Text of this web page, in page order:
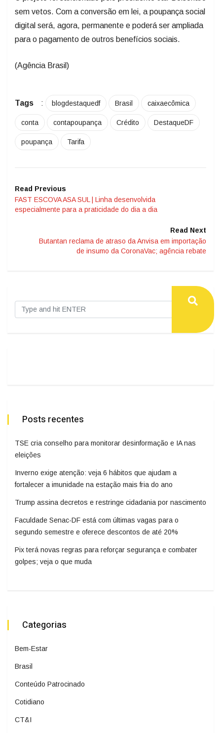
sem vetos. Com a conversão em lei, a poupança social
digital será, agora, permanente e poderá ser ampliada
para o pagamento de outros benefícios sociais.
(Agência Brasil)
Tags : blogdestaquedf Brasil caixaecômica
conta contapoupança Crédito DestaqueDF
poupança Tarifa
Read Previous
FAST ESCOVA ASA SUL | Linha desenvolvida
especialmente para a praticidade do dia a dia
Read Next
Butantan reclama de atraso da Anvisa em importação
de insumo da CoronaVac; agência rebate
Posts recentes
TSE cria conselho para monitorar desinformação e IA nas
eleições
Inverno exige atenção: veja 6 hábitos que ajudam a
fortalecer a imunidade na estação mais fria do ano
Trump assina decretos e restringe cidadania por nascimento
Faculdade Senac-DF está com últimas vagas para o
segundo semestre e oferece descontos de até 20%
Pix terá novas regras para reforçar segurança e combater
golpes; veja o que muda
Categorias
Bem-Estar
Brasil
Conteúdo Patrocinado
Cotidiano
CT&I